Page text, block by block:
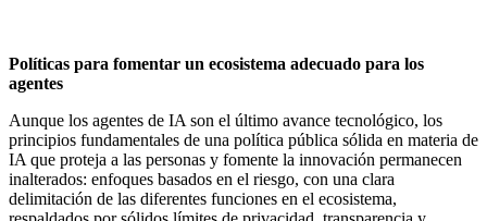
Políticas para fomentar un ecosistema adecuado para los
agentes
Aunque los agentes de IA son el último avance tecnológico, los
principios fundamentales de una política pública sólida en materia de
IA que proteja a las personas y fomente la innovación permanecen
inalterados: enfoques basados en el riesgo, con una clara
delimitación de las diferentes funciones en el ecosistema,